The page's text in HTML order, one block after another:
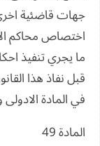
جهات قاضئية
اختصاص محاكم
ما يجري تنفيذ
قبل نفاذ هذا
في المادة
المادة 49